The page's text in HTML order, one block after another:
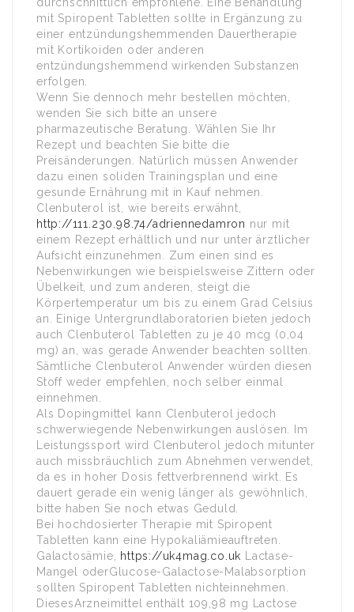
mit Spiropent Tabletten sollte in Ergänzung zu
einer entzündungshemmenden Dauertherapie
mit Kortikoiden oder anderen
entzündungshemmend wirkenden Substanzen
erfolgen.
Wenn Sie dennoch mehr bestellen möchten,
wenden Sie sich bitte an unsere
pharmazeutische Beratung. Wählen Sie Ihr
Rezept und beachten Sie bitte die
Preisänderungen. Natürlich müssen Anwender
dazu einen soliden Trainingsplan und eine
gesunde Ernährung mit in Kauf nehmen.
Clenbuterol ist, wie bereits erwähnt,
http://111.230.98.74/adriennedamron nur mit
einem Rezept erhältlich und nur unter ärztlicher
Aufsicht einzunehmen. Zum einen sind es
Nebenwirkungen wie beispielsweise Zittern oder
Übelkeit, und zum anderen, steigt die
Körpertemperatur um bis zu einem Grad Celsius
an. Einige Untergrundlaboratorien bieten jedoch
auch Clenbuterol Tabletten zu je 40 mcg (0,04
mg) an, was gerade Anwender beachten sollten.
Sämtliche Clenbuterol Anwender würden diesen
Stoff weder empfehlen, noch selber einmal
einnehmen.
Als Dopingmittel kann Clenbuterol jedoch
schwerwiegende Nebenwirkungen auslösen. Im
Leistungssport wird Clenbuterol jedoch mitunter
auch missbräuchlich zum Abnehmen verwendet,
da es in hoher Dosis fettverbrennend wirkt. Es
dauert gerade ein wenig länger als gewöhnlich,
bitte haben Sie noch etwas Geduld.
Bei hochdosierter Therapie mit Spiropent
Tabletten kann eine Hypokaliämieauftreten.
Galactosämie,
https://uk4mag.co.uk Lactase-
Mangel oderGlucose-Galactose-Malabsorption
sollten Spiropent Tabletten nichteinnehmen.
DiesesArzneimittel enthält 109,98 mg Lactose